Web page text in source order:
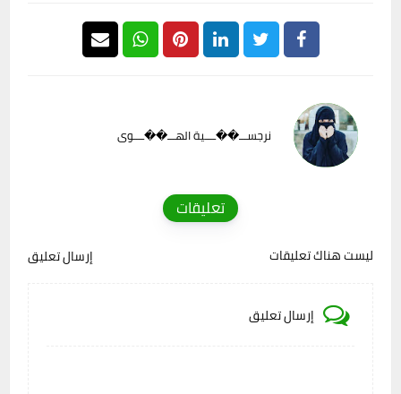
نرجســـ��ــــية الهـــ��ــــوى
تعليقات
ليست هناك تعليقات إرسال تعليق
إرسال تعليق